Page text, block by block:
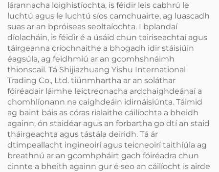
lárannacha loighistíochta, is féidir leis cabhrú le
luchtú agus le luchtú síos camchuairte, ag luascadh
suas ar an bpróiseas seoltaíochta. I bplandaí
díolacháin, is féidir é a úsáid chun tairiseachtaí agus
táirgeanna críochnaithe a bhogadh idir stáisiúin
éagsúla, ag feidhmiú ar an gcomhshnáimh
thionscail. Tá Shijiazhuang Yishu International
Trading Co., Ltd. tiúnmhartha ar an soláthar
fóiréadair láimhe leictreonacha ardchaighdeánaí a
chomhlíonann na caighdeáin idirnáisiúnta. Táimid
ag baint báis as córas rialaithe cáilíochta a bheidh
againn, ón staidéar agus an forbartha go dtí an staid
tháirgeachta agus tástála deiridh. Tá ár
dtimpeallacht ingineoirí agus teicneoirí taithíúla ag
breathnú ar an gcomhpháirt gach fóiréadra chun
cinnte a bheith againn gur é seo an cáilíocht is airde